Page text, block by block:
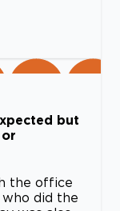
but
the office
did the